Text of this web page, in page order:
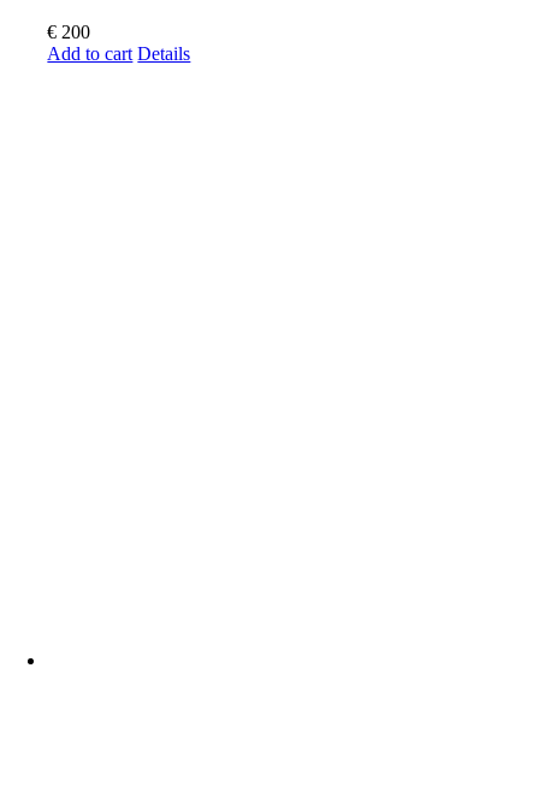
€ 200
Add to cart Details